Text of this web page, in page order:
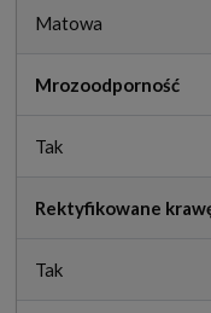
Matowa
Mrozoodporność
Tak
Rektyfikowane
Tak